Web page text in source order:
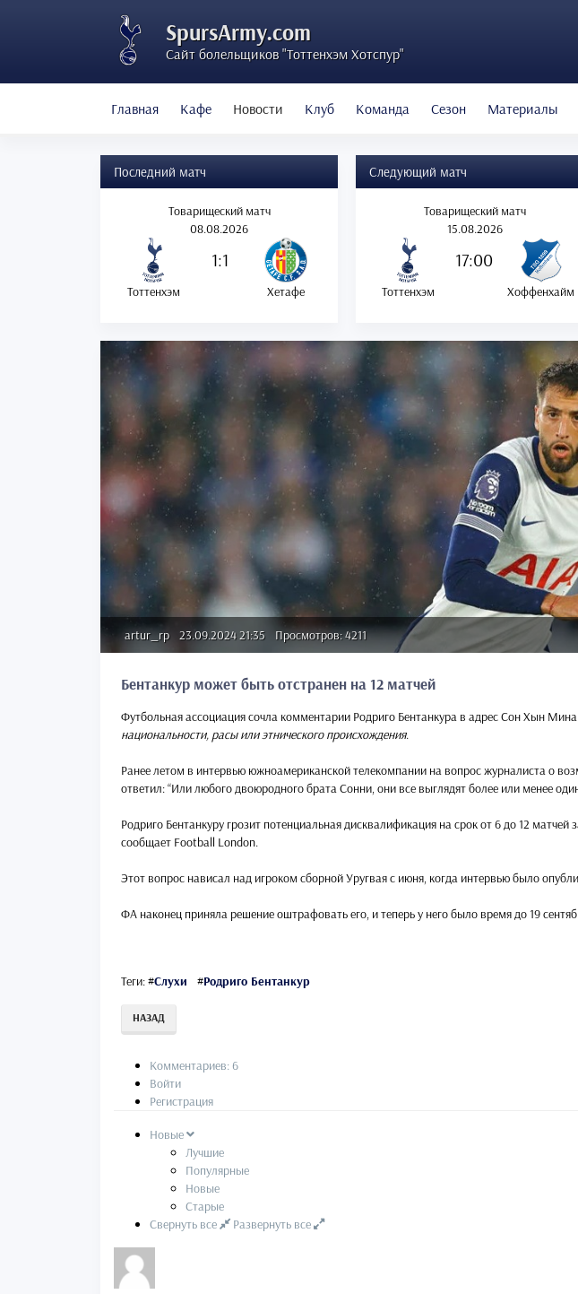
SpursArmy.com
Сайт болельщиков "Тоттенхэм Хотспур"
Главная Кафе Новости Клуб Команда Сезон Материалы
Последний матч
Товарищеский матч
08.08.2026
1:1
Тоттенхэм Хетафе
Следующий матч
Товарищеский матч
15.08.2026
17:00
Тоттенхэм Хоффенхайм
artur_rp 23.09.2024 21:35 Просмотров: 4211
Бентанкур может быть отстранен на 12 матчей
Футбольная ассоциация сочла комментарии Родриго Бентанкура в адрес Сон Хын Мина
национальности, расы или этнического происхождения.
Ранее летом в интервью южноамериканской телекомпании на вопрос журналиста о
ответил: “Или любого двоюродного брата Сонни, они все выглядят более или менее
Родриго Бентанкуру грозит потенциальная дисквалификация на срок от 6 до 12
сообщает Football London.
Этот вопрос нависал над игроком сборной Уругвая с июня, когда интервью было
ФА наконец приняла решение оштрафовать его, и теперь у него было время до 19
Теги:#Слухи #Родриго Бентанкур
НАЗАД
Комментариев: 6
Войти
Регистрация
Новые
Лучшие
Популярные
Новые
Старые
Свернуть все
Развернуть все